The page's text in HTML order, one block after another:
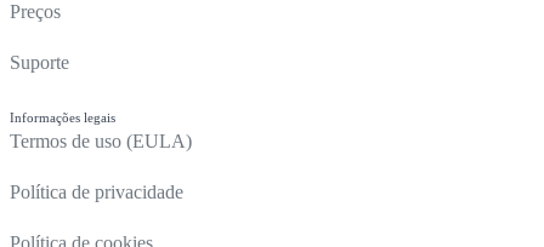
Preços
Suporte
Informações legais
Termos de uso (EULA)
Política de privacidade